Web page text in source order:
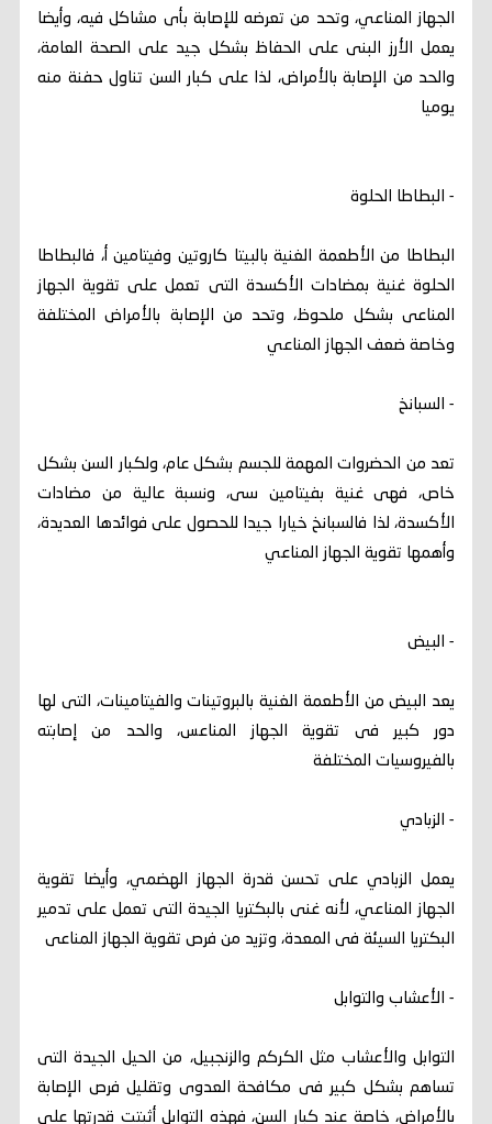
الجهاز المناعي، وتحد من تعرضه للإصابة بأى مشاكل فيه، وأيضا
يعمل الأرز البنى على الحفاظ بشكل جيد على الصحة العامة،
والحد من الإصابة بالأمراض، لذا على كبار السن تناول حفنة منه
يوميا
- البطاطا الحلوة
البطاطا من الأطعمة الغنية بالبيتا كاروتين وفيتامين أ، فالبطاطا
الحلوة غنية بمضادات الأكسدة التى تعمل على تقوية الجهاز
المناعى بشكل ملحوظ، وتحد من الإصابة بالأمراض المختلفة
وخاصة ضعف الجهاز المناعي
- السبانخ
تعد من الحضروات المهمة للجسم بشكل عام، ولكبار السن بشكل
خاص، فهى غنية بفيتامين سى، ونسبة عالية من مضادات
الأكسدة، لذا فالسبانخ خيارا جيدا للحصول على فوائدها العديدة،
وأهمها تقوية الجهاز المناعي
- البيض
يعد البيض من الأطعمة الغنية بالبروتينات والفيتامينات، التى لها
دور كبير فى تقوية الجهاز المناعس، والحد من إصابته
بالفيروسيات المختلفة
- الزبادي
يعمل الزبادي على تحسن قدرة الجهاز الهضمي، وأيضا تقوية
الجهاز المناعي، لأنه غنى بالبكتريا الجيدة التى تعمل على تدمير
البكتريا السيئة فى المعدة، وتزيد من فرص تقوية الجهاز المناعى
- الأعشاب والتوابل
التوابل والأعشاب مثل الكركم والزنجبيل، من الحيل الجيدة التى
تساهم بشكل كبير فى مكافحة العدوى وتقليل فرص الإصابة
بالأمراض، خاصة عند كبار السن، فهذه التوابل أثبتت قدرتها على